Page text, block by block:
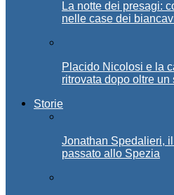
La notte dei presagi:
nelle case dei
Placido Nicolosi e la
ritrovata dopo oltre un
Storie
Jonathan Spedalieri,
passato allo Spezia